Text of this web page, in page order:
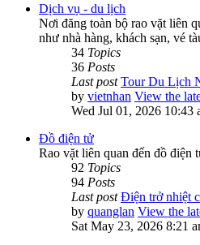
Dịch vụ - du lịch
Nơi đăng toàn bộ rao vặt liên
như nhà hàng, khách sạn, vé
34 Topics
36 Posts
Last post Tour Du Lịch
by vietnhan View the
Wed Jul 01, 2026 10:43
Đồ điện tử
Rao vặt liên quan đến đồ điện
92 Topics
94 Posts
Last post Điện trở nhiệt
by quanglan View the
Sat May 23, 2026 8:21